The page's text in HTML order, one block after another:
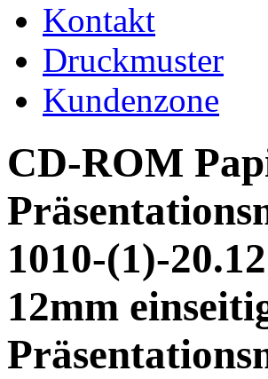
Kontakt
Druckmuster
Kundenzone
CD-ROM
1010-(1)-
12mm